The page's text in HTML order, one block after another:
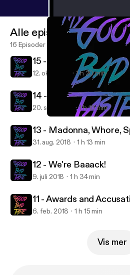
My Good Bad Taste
Alle episoder
16 Episoder
15 - 2000s Nostalgia
12. okt. 2018 1 h 20 min
14 - Conscious
20. sep. 2018 1 h 16 min
13 - Madonna, Whore,
31. aug. 2018 1 h 13 min
12 - We're Baaack!
9. juli 2018 1 h 34 min
11 - Awards and
6. feb. 2018 1 h 15 min
Vis mer